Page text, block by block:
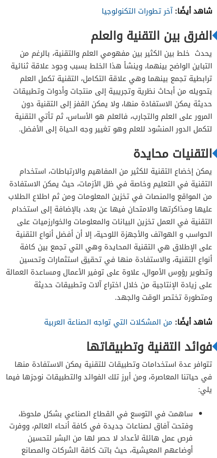
شاهد أيضًا:آخر تطورات التكنولوجيا
الفرق بين التقنية والعلم
يحدث خلط بين الكثير بين مفهومي العلم والتقنية، بالرغم من
التباين الواضح بينهما، وينشأ هذا الخلط بسبب وجود علاقة ثنائية
ترابطية تجمع بينهما وهي علاقة التكامل، التقنية تكمل العلم
بتحويله من أبحاث نظرية وتجريبية إلى منتجات وأدوات وتطبيقات
حديثة يمكن الاستفادة منها، ولا يمكن القفز إلى التقنية دون
المرور على العلم والتجارب، فالعلم هو الأساس، ثم تأتي التقنية
لتكمل الدور المنشود للعلم وهو تغيير وجه الحياة إلى الأفضل.
التقنيات محايدة
يمكن إخضاع التقنية للكثير من المفاهيم والارتباطات، استخدام
التقنية في التعليم وخاصة في ظل الأزمات، حيث يمكن الاستفادة
من المواقع والمنصات في تخزين المعلومات ومن ثم اطلاع الطلاب
عليها ومذاكرتها والامتحان فيها عن بعد، بالإضافة إلى استخدام
التقنية في العمل تخزين البيانات والمعلومات والخوارزميات على
الحواسب و الهواتف والأجهزة اللوحية، إلا أن أفضل أنواع التقنية
على الإطلاق هي التقنية المحايدة وهي التي تجمع بين كافة
أنواع التقنية، والاستفادة منها في تحقيق استثمارات وتحسين
وتطوير رؤوس الأموال، علاوة على توفير الأعمال ومساعدة العمالة
على زيادة الإنتاجية من خلال اختراع آلات وتطبيقات حديثة
ومتطورة تختصر الوقت والجهد.
شاهد أيضًا: من المشكلات التي تواجه الصناعة العربية
فوائد التقنية وتطبيقاتها
تتوافر عدة استخدامات وتطبيقات للتقنية يمكن الاستفادة منها
في حياتنا المعاصرة، ومن أبرز تلك الفوائد والتطبيقات نوجزها فيما
يلي:
ساهمت في التوسع في القطاع الصناعي بشكل ملحوظ،
وفتحت آفاق لصناعات جديدة في كافة أنحاء العالم، ووفرت
فرص عمل هائلة لأعداد لا حصر لها من البشر لتحسين
أوضاعهم المعيشية، حيث باتت كافة الشركات والمصانع